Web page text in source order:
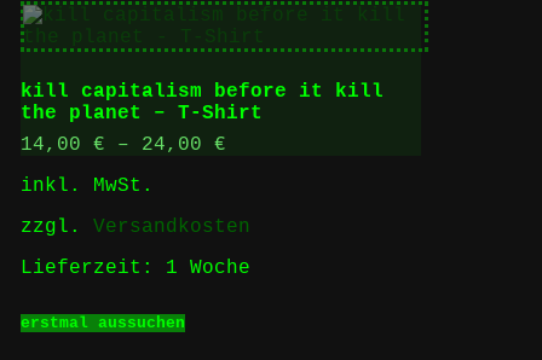
mehrere
Varianten
auf.
Die
Optionen
können
auf
werden
kill capitalism before it kill
the planet – T-Shirt
14,00 € – 24,00 €
inkl. MwSt.
zzgl. Versandkosten
Lieferzeit: 1 Woche
erstmal aussuchenProdukt